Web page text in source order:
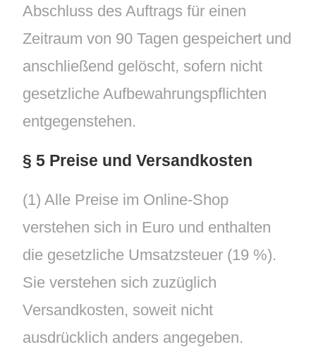
Abschluss des Auftrags für einen
Zeitraum von 90 Tagen gespeichert und
anschließend gelöscht, sofern nicht
gesetzliche Aufbewahrungspflichten
entgegenstehen.
§ 5 Preise und Versandkosten
(1) Alle Preise im Online-Shop
verstehen sich in Euro und enthalten
die gesetzliche Umsatzsteuer (19 %).
Sie verstehen sich zuzüglich
Versandkosten, soweit nicht
ausdrücklich anders angegeben.